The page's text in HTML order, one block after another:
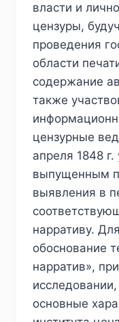
власти и
цензуры,
проведения
области
содержание
также
цензурные
апреля 1848
выпущенным
выявления в
нарративу.
обоснование
нарратив»,
основные